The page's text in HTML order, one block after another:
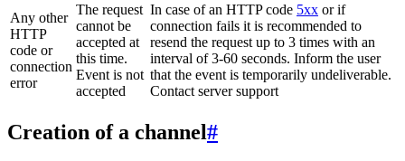
Any other
HTTP
code or
connection
error
The request
cannot be
accepted at
this time.
Event is not
accepted
In case of an HTTP code 5xx or if
connection fails it is recommended to
resend the request up to 3 times with an
interval of 3-60 seconds. Inform the user
that the event is temporarily undeliverable.
Contact server support
Creation of a channel#